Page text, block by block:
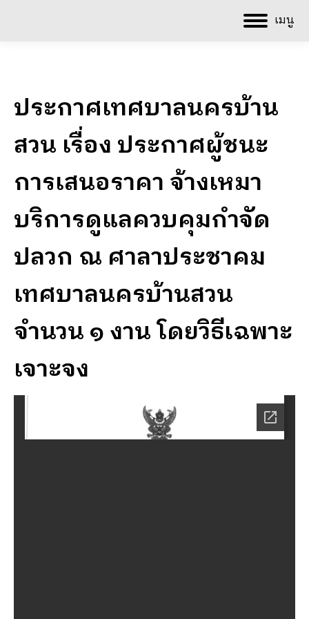
เมนู
ประกาศเทศบาลนครบ้าน
สวน เรื่อง ประกาศผู้ชนะ
การเสนอราคา จ้างเหมา
บริการดูแลควบคุมกำจัด
ปลวก ณ ศาลาประชาคม
เทศบาลนครบ้านสวน
จำนวน ๑ งาน โดยวิธีเฉพาะ
เจาะจง